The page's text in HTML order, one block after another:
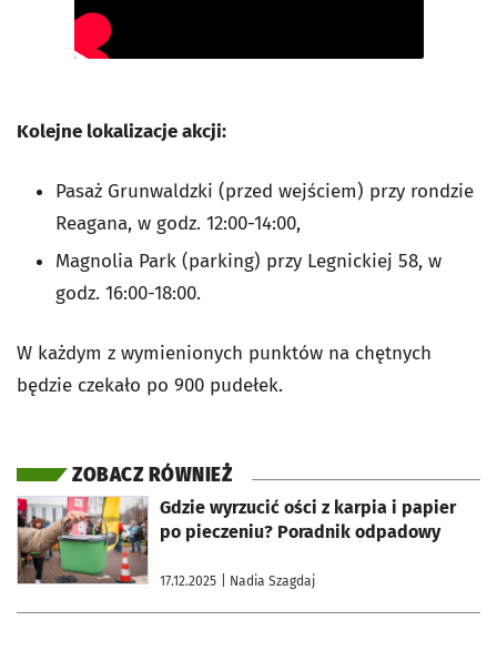
Kolejne lokalizacje akcji:
Pasaż Grunwaldzki (przed wejściem) przy rondzie
Reagana, w godz. 12:00-14:00,
Magnolia Park (parking) przy Legnickiej 58, w
godz. 16:00-18:00.
W każdym z wymienionych punktów na chętnych
będzie czekało po 900 pudełek.
ZOBACZ RÓWNIEŻ
Gdzie wyrzucić ości z karpia i papier
po pieczeniu? Poradnik odpadowy
17.12.2025 | Nadia Szagdaj
otworzy się w nowej karcie